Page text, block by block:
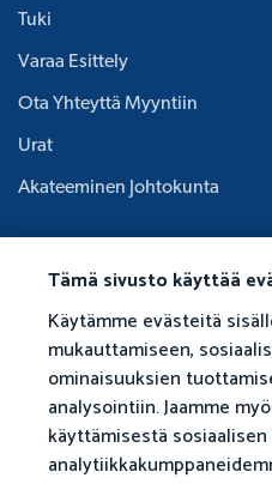
Tämä sivusto käyttää
Käytämme evästeitä
mukauttamiseen,
ominaisuuksien
analysointiin. Jaamme
käyttämisestä
Tuki
Varaa Esittely
Ota Yhteyttä Myyntiin
Urat
Akateeminen Johtokunta